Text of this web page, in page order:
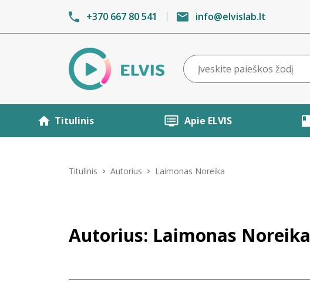
+370 667 80 541 info@elvislab.lt
Titulinis Apie ELVIS
Titulinis Autorius Laimonas Noreika
Autorius: Laimonas Noreika